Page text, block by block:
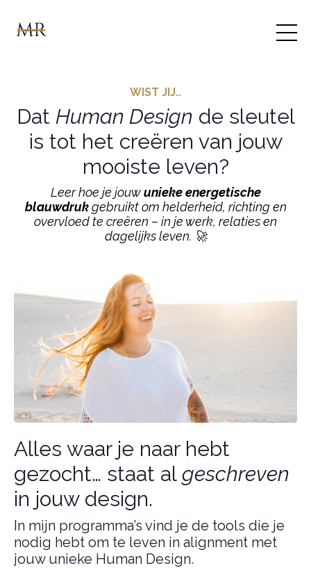
WIST JIJ..
Dat Human Design de sleutel
is tot het creëren van jouw
mooiste leven?
Leer hoe je jouwunieke energetische
blauwdrukgebruikt om helderheid, richting en
overvloed te creëren – in je werk, relaties en
dagelijks leven. 🚀
Alles waar je naar hebt
gezocht… staat al geschreven
in jouw design.
In mijn programma’s vind je de tools die je
nodig hebt om te leven in alignment met
jouw unieke Human Design.